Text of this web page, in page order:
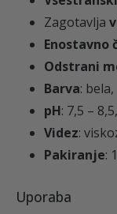
Zagotavlja
Enostavno
Odstrani
Barva: bela,
pH: 7,5 – 8,5,
Videz:
Pakiranje:
Uporaba